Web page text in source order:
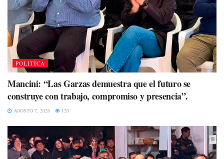
POLITÌCA
Mancini: “Las Garzas demuestra que el futuro se
construye con trabajo, compromiso y presencia”.
AGOSTO 7, 2026 120